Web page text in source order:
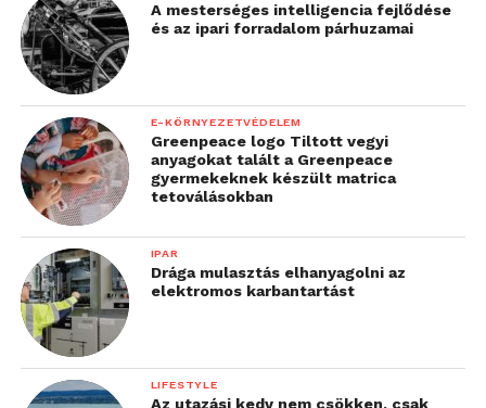
A mesterséges intelligencia fejlődése
és az ipari forradalom párhuzamai
E-KÖRNYEZETVÉDELEM
Greenpeace logo Tiltott vegyi
anyagokat talált a Greenpeace
gyermekeknek készült matrica
tetoválásokban
IPAR
Drága mulasztás elhanyagolni az
elektromos karbantartást
LIFESTYLE
Az utazási kedv nem csökken, csak